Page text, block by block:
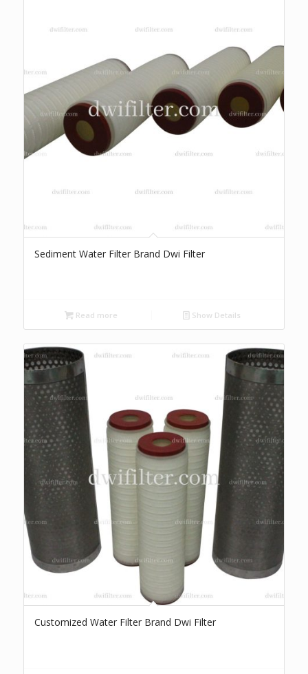
Sediment Water Filter Brand Dwi Filter
Read more Show Details
Customized Water Filter Brand Dwi Filter